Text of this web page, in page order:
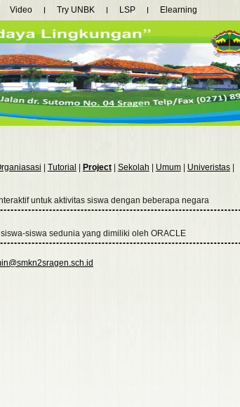
Video Try UNBK LSP Elearning
| Tutorial | Project| Sekolah | Umum| Univeristas|
untuk aktivitas siswa dengan beberapa negara
siswa sedunia yang dimiliki oleh ORACLE